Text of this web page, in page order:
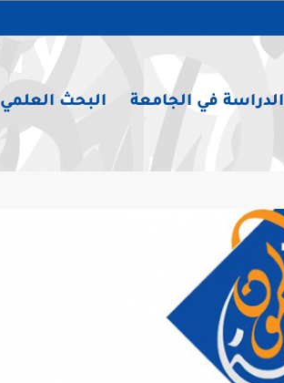
الدراسة في الجامعة البحث العلمي